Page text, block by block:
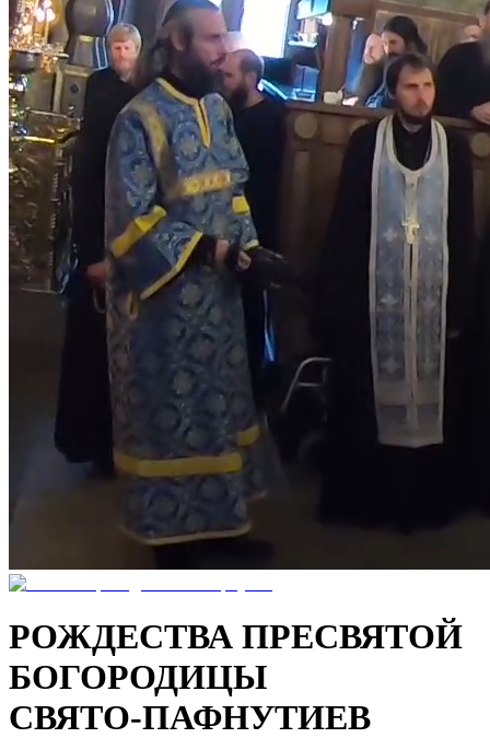
РОЖДЕСТВА ПРЕСВЯТОЙ
БОГОРОДИЦЫ
СВЯТО-ПАФНУТИЕВ